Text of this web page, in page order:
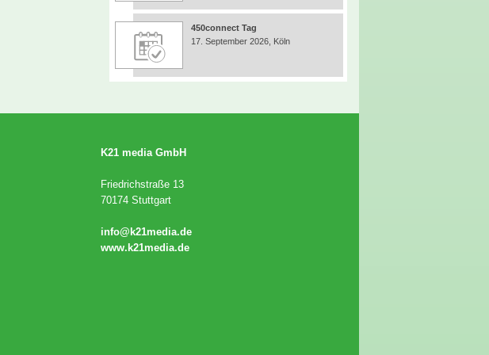
450connect Tag
17. September 2026, Köln
K21 media GmbH
Friedrichstraße 13
70174 Stuttgart
info@k21media.de
www.k21media.de